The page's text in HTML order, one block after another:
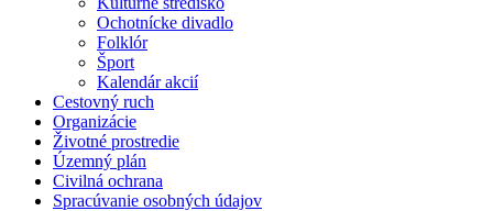
Ochotnícke divadlo
Folklór
Šport
Kalendár akcií
Cestovný ruch
Organizácie
Životné prostredie
Územný plán
Civilná ochrana
Spracúvanie osobných údajov